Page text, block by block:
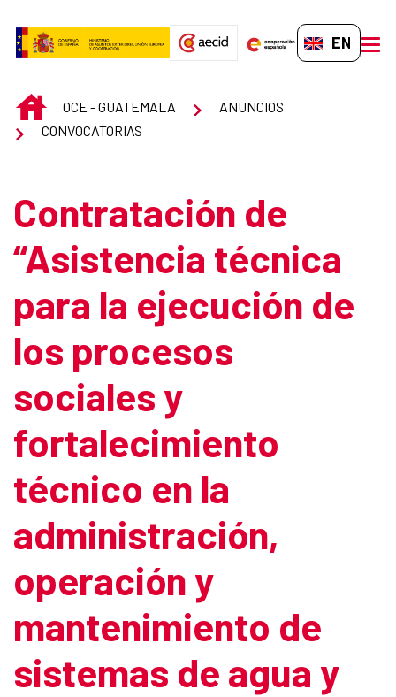
EN-GB
INICIOOCE - GUATEMALA
ANUNCIOS
CONVOCATORIAS
Contratación de
“Asistencia técnica
para la ejecución de
los procesos
sociales y
fortalecimiento
técnico en la
administración,
operación y
mantenimiento de
sistemas de agua y